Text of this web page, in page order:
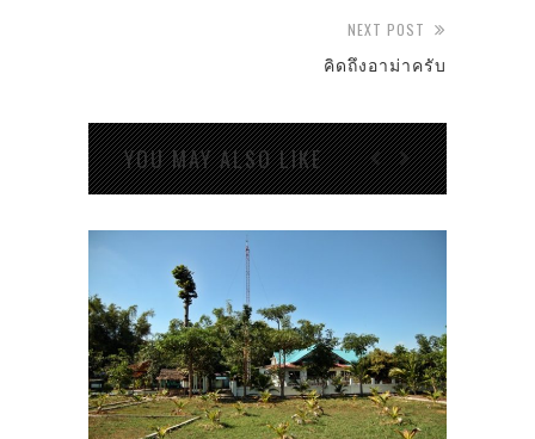
NEXT POST
คิดถึงอาม่าครับ
YOU MAY ALSO LIKE